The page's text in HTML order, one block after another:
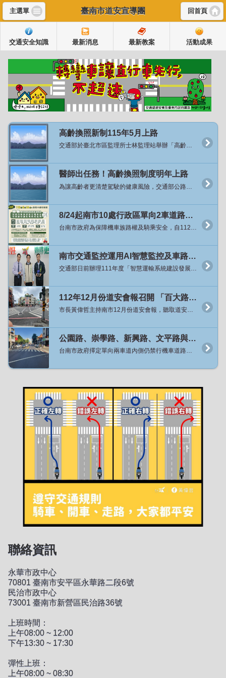
主選單 回首頁
臺南市道安宣導團
交通安全知識 最新消息 最新教案 活動成果
高齡換照新制115年5月上路
交通部於臺北市區監理所士林監理站舉辦「高齡換照新制代言人暨宣導影片發布記者會」，正式宣布將於115年5月起實施高齡換照新制，並邀請資深藝人沈文程先生擔任政策代言人，以親切溫暖的形象向社會傳遞一個重要訊息：「換照不是限制，而是安心的開始」。 交通部陳世凱部長於致詞時表示，臺灣正邁入超高齡社會，越來越多長輩持續開車、參與社會，因此「保障高齡駕駛安全」既是挑戰也是責任。這次換照新制並非剝奪權利，而是透過醫學評估、教育課程與貼心配套，讓長者能夠更長久、更安心地開車或騎車，同時讓家人們也放心。 為了讓社會各界更了解新制的推動背景及醫學依據，交通部在今年在6-8月間，積極走入民間，在全國20縣市，共計22處的廟口辦理「換照保平安」宣講，累積超過3千位長者們了解這項政策。接下來自11月中旬起，於全國辦理7場「高齡換照講座—醫師出任務」系列活動，邀請凱旋醫院黃敏偉副院長、台中榮總精神部侯伯勳主任等專業醫師，地點包括臺中、南投、新竹市、屏東、高雄及彰化等地。講座將以醫學角度說明高齡者身體機能退化對駕駛安全的影響、慢性病與藥物交互作用的潛在風險，並由監理人員現場解說115年新制內容，協助長者瞭解換照流程與注意事項。 陳世凱部長表示，根據交通部統計處與公路局的民調顯示有超過八成民眾支持高齡交通安全政策的這項作法，代表的不是限制，而是關心及愛。強調保障長輩的行動權益，是我們的優先目標與方向，「這項政策的推動，不是要取代長輩的選擇，而是提供更安心的選擇」。 本次新制推動的目的在於關懷高齡駕駛安全，而非限制長者開車權利。依新制規定：滿70歲長者，須通過體檢並完成安全教育課程後，即可換發駕照，有效期限至75歲；滿75歲長者，維持3年換照制度，除須通過體檢及安全教育課程外，並須通過認知功能測驗，方可換發有效3年的駕照。 陳部長提到，七十歲換照政策，從明年五月開始會有兩年緩衝期，超過七十歲的長者們，來到監理所站會提供換照服務，換照過程絕對不是禁止，也沒有考試，但有兩件很重要事情，第一個要讓醫生確定身體狀況，也就是要經過體檢部分，體格檢查是確認我們的硬體是沒有問題的；第二件事是提供免費交通安全教育課程的服務，提供這服務原因是大部分民眾考照年齡，大概是20歲左右，到了70歲時，已經過了50年，交通法規其實也已不一樣，甚至路上標誌、標線也都不太一樣，所以希望交通觀念也要更新。經過體檢代表硬體確認；上過教育課程跟危險感知體驗則表示軟體更新，才讓長者開車上路。 此外，為鼓勵長者依自身狀況主動調整交通方式並兼顧移動需求，交通部自115年1月起推出「主動繳回駕照高齡者TPASS乘車回饋措施」。凡70歲以上主動繳回駕照者，公路局將提供TPASS電子錢包乘車支出每月50%回饋金，每月上限1,500元，每人可申請一次，補助期間2年。該措施涵蓋公共運輸及計程車支出，協助長者有充分時間適應交通工具轉換並培養公共運輸使用習慣。 交通部也指出，為配合高齡換照政策推動，特別與代言人沈文程合作，於公園、登山步道入口等長者常活動地點辦理快閃宣導，傳達「沒有禁止長輩開車、而是多一份安全關懷」的理念，讓每位長輩都能安心開車、開得更久也更安全。 交通部進一步說明，未來也將持續透過「公共運輸發展計畫」協助地方政府強化路網與改善偏鄉交通，打造一個高齡者能自在移動、安心出行的交通環境。讓這項制度，不只是換照規定，更是一份對高齡者的敬重與支持。 交通部強調，高齡換照新制以「分級關懷、協助安全駕駛」為核心，兼顧長者安全與行動自由。期盼透過制度與宣導並行，打造更安全、友善的高齡交通環境。 新聞連結：https://168.motc.gov.tw/theme/news/post/2511121421285
醫師出任務！高齡換照制度明年上路
8/24起南市10處行政區單向2車道路段開放機車行駛內側車道及不強制二段式左轉
台南市政府為保障機車族路權及騎乘安全，自112年10月起針對單向2車道路型內側仍禁行機車道路展開專案檢討，迄今已將16條路段原有禁行機慢車標字刨除並移除兩段式左轉牌面，讓機車可以騎乘內側車道並依需求選擇左轉方式，經分析開放路段的交通事故並未明顯增加，且用路人普遍反映良好，為利道路行車管制的一致性及用路人易於辨識，針對目前已開放的10處行政區(原六區加永康區、仁德區、歸仁區與關廟區)內所有單向兩車道路段，自8月24日起將一次性全面開放，同時也保留原機車二段式左轉待轉區。 交通局局長王銘德指出，從去年10月起逐步推動開放單向2車道機車行駛內側車道及取消強制機車二段式左轉的試辦計畫，已實施的16條路段總長32.4公里共計384個路口，因開放路段長度與路口已達一定數量，各種路段型態、路口管制方式、特殊路口等均已有涵蓋，且經過相關成效評估，整體而言單向2車道路型內側車道開放機車騎乘、路口直接左轉並未明顯增加道路行車風險。 局長王銘德表示，市長黃偉哲在道安會報指示該專案檢討如評估無增加交通安全疑慮時應加速、擴大來做開放，交通局檢討已開放的10處行政區目前剩36條道路尚未開放，將自8月24日起全面開放，交通局將提前兩周派工移除36條路段上的強制機車兩段式左轉標誌，並增設相關指示牌面，從24日凌晨開始機車即可行駛上述道路內側車道，並於路口選擇於內側車道直接左轉或於外側車道進行二段式左轉，禁行機慢車標字預計113年底前完成刨除，標字未完全刨除前警察局亦將配合在開放路段不舉發違規行駛禁行機慢車道。 局長王銘德表示，檢討本市其它行政區尚有15區共27條路段仍屬單向2車道路型且內側禁行機車、管制路口應二段式左轉，考量路段分散且交通特性(如整體車流量、運具使用年齡等)與都會區略有差異，將再持續與地方溝通後續推動辦理方式。 交通管制科科長方川和表示，上述10行政區內除市府主管道路外尚有公路局及工業園區權管道路，永康區台20線的中山南、北路公路局新化工務段刻正辦理路面更新及標線重繪，將併入本次36條路段內同步於8月24日起開放，另工業園區道路權管單位原則上同意配合市府政策，惟涉及工程經費等因素無法配合於8月24日同步開放，交通局將再與各路權單位溝通後續推動時程，因此交通局特別提醒用路人行經台南產業園區(科工區)、新吉工業區、永康科技工業園區、安平工業區等4處園區內道路仍應遵循道路上實際交通設施之管制方式來騎乘與左轉彎。 各工業園區權管道路範圍內屬單向2車道路段： 台南產業園區(科工區)：科技五路、工業二路、工業五路、工業六路。 新吉工業區：新吉一路、新吉二路、新吉三路、新吉五路、新吉六路、安新一路、安新二路、安新三路、安新五路、安新六路。 永康科技工業園區：永科環路、永科東路、永科五路。 安平工業區：新平路、新樂路、新信路。
南市交通監控運用AI智慧監控及車路聯網應用系統成果獲肯定 榮獲「智慧運輸系統建設發展計畫」評鑑佳作及2023雲端物聯網創新獎「優良應用獎」雙獎
交通部日前辦理111年度「智慧運輸系統建設發展計畫」評鑑，市府交通局辦理「111年度AI影像辨識之智慧交通管理系統」獲頒評鑑佳作；又台灣雲端物聯網產業協會之2023雲端物聯網創新獎，交通局辦理「臺南市緊急車輛優先號誌計畫」亦獲得「優良應用獎」之肯定。今（2）日在市政會議上由局長王銘德獻雙獎，市長黃偉哲讚揚交通局團隊創新傑出的表現，勉勵交通局持續運用智慧科技管理交通政策，以打造舒適的交通環境。 市長黃偉哲表示，為提供市民出行的便利，降低因道路壅塞帶來的不適，並提升緊急救護的效率，交通局在112年於安定交流道周邊市道178線、大灣交流道周邊小東路與復興路路段施行AI智慧車流辨識及號誌管理策略，完成智慧動態號誌系統建置；並於成大醫院至奇美醫院間路段、安南醫院周邊建置緊急車輛優先號誌，讓救護車優先安全通過路口。交通局積極以創新智慧科技來管理交通問題，期藉由科技方法改善道路壅塞問題，提升道路服務水準，增進救援效率。 交通局局長王銘德表示，為提升本市交通智慧管理效率，交通局導入AI影像辨識技術應用於交通管理，透過設置智慧動態號誌系統，即時判讀壅塞路段與方向，自動調整交通號誌時制，112年度於安定、大灣交流道周邊建置後，平均可節省用路人5%~9%的旅行時間；交通局更建置了國內最大的車輛優先號誌系統，建置了31處緊急車輛優先號誌路口，透過路口及車上設備間感應觸發，讓路口號誌得以變換燈號以利緊急救護車輛通行，平均救護車每趟次旅行時間可減少40秒，有效提升黃金救援時間。 交通局表示，透過「AI影像辨識智慧交通管理系統」之智慧化交通管理策略將可改善壅塞問題，並提升道路使用效率與安全性，113年度將規劃於永康、仁德交流道周邊進行智慧號誌建置計畫，未來也將持續把AI車流辨識和智慧動態號誌推廣到其他適合實施路段，以創造一個智慧、便捷、綠能的宜居城市。
112年12月份道安會報召開 「百大路口安全行動」工程達標 黃市長期勉道安團隊再接再厲
公園路、崇學路、新興路、文平路與安和路試辦內側取消禁行機車與不強制兩段式左轉
台南市政府擇定單向兩車道內側仍禁行機車道路，試辦不強制機車二段左轉績效良好，將再擴大試辦路段，於30日起在公園路、崇學路、新興路、文平路、安和路擴大實施試辦取消內側車道禁行機車、及不強制機車二段左轉，交通局呼籲用路人提高防禦駕駛觀念，確保行車安全。 交通局局長王銘德表示，市長黃偉哲相當重視交通平權相關相關議題，指示應定期追蹤試辦不強制機車二段式左轉成效，如成效良好即應擴大試辦路段與範圍，逐步改善機車合理道路行駛環境。 局長王銘德指出，首先試辦中正路、府前路取消內側車道禁行機車、及不強制機車二段式左轉，依據首月事故數據分析結果，發現交通肇事死傷事故件數計29件，與去年同期40件比較減少27%、與去年每月平均39.1件比較減少25.8%。其中機車涉入的事故件數計28件，與去年同期36件比較減少22%、與去年每月平均35.6件比較減少21.3%。另外肇事原因涉及機車直接左轉的事故件數為2件，肇事原因則都是因為機車在最外側車道直接左轉(俗稱鬼切)。 交通局表示，為擴大蒐集不同行政區試辦數據及兼顧標線調整施工能量，擬分批逐步擴大試辦，其中，日前已將永康區大灣路、富強路一段納入試辦路段，12月30日起將再針對北區、東區、南區、安平區及安南區單向兩車道路段各擇1條。新增試辦路段將包括北區公園路(湯德章公園-公園路1092巷)、東區崇學路(東門路-崇明路)、南區新興路(新興路533巷-新興東路)、安平區文平路(慶平路-健康路)及安南區安和路四、五段(安和路四段538巷-北安路口)，道路總長度達8.2公里共計113處路口，其中號誌化路口數60處、非號誌化路口數53處。試辦措施亦為取消內側車道禁行機車及路口不強制兩段左轉，並同時保留原兩段式左轉待轉區，以供習慣兩段式左轉的駕駛人繼續使用。 試辦期預計自112年12月30日(六)起，交通局將提前3日先派工移除上述路口強制機車兩段式左轉標誌及增設相關指示牌面，該日凌晨起機車即可行駛於上述道路內側車道，並於路口可選擇於內側車道直接左轉或於外側車道進行兩段式左轉。另因陸續刨除路面上超過240組禁行機慢車標字約需2個月工期，故於試辦期開始至路面標字完全刨除前，警察局亦將配合於前述試辦路段不舉發違規行駛禁行機慢車道。 本次試辦路段基本資料如下：北區公園路為標線分隔路型，沿線長度3.2公里共43處路口，其中21處號誌化路口、22處非號誌化路口；東區崇學路為標線分隔路型，沿線長度0.95公里共20處路口，其中8處號誌化路口、12處非號誌化路口；南區新興路為標線分隔路型，沿線長度1.3公里共21處路口，其中9處號誌化路口、12處非號誌化路口；安平區文平路為中央分隔島路型，沿線長度1.6公里共18處路口，其中13處號誌化路口、5處非號誌化路口；安南區安和路四、五段為標線分隔路型，沿線長度1.15公里共11處路口，其中9處號誌化路口、2處非號誌化路口。 另南區新興路在中華西路至新興路533巷間為單向3車道最內側車道禁行機車路型，暫不在這次開放路段範圍內，為了避免銜接路段機車誤駛至最內側禁行機車車道，交通局將研議重新調整車道配置新增附加式左轉專用車道，俟路型調整後再開放機車行駛內側車道及利用左轉車道及左轉時相左轉，以提升機車左轉安全性。車道標線尚未完成調整前，請機車駕駛人注意變換車道勿違規駛入禁行機車車道。 交通局提醒用路人，試辦期間逐步開放路段請汽、機車駕駛人應特別注意用路行為的改變，內側車道汽車切勿有逼車等影響機車駕駛人行車安全之行為；機車則在變換車道前應提早使用方向燈並注意後方來車，選擇要在路口直接左轉的騎士應提前變換到內側車道再左轉，選擇維持兩段式左轉的騎士仍可行駛於外側車道進入待轉區待轉。交通局於試辦期間也將密切監控各路段車流狀況，並持續定期分析試辦路段總事故與機車事故變化、路口左轉事故變化等指標，以作為後續推動之參考依據。市府道安團隊亦將持續加強宣導左轉時安全駕駛行為，俾利駕駛人了解正確用路觀念。
聯絡資訊
永華市政中心
70801 臺南市安平區永華路二段6號
民治市政中心
73001 臺南市新營區民治路36號
上班時間：
上午08:00 ~ 12:00
下午13:30 ~ 17:30
彈性上班：
上午08:00 ~ 08:30